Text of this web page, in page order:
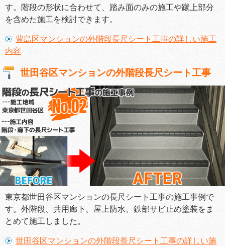
す。階段の形状に合わせて、踏み面のみの施工や蹴上部分
を含めた施工を検討できます。
豊島区マンションの外階段長尺シート工事の詳しい施工
内容
世田谷区マンションの外階段長尺シート工事
東京都世田谷区マンションの長尺シート工事の施工事例で
す。外階段、共用廊下、屋上防水、鉄部サビ止め塗装をま
とめて施工しました。
世田谷区マンションの外階段長尺シート工事の詳しい施